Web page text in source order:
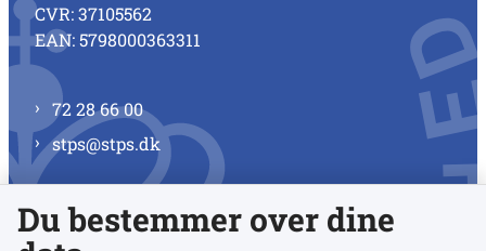
CVR: 37105562
EAN: 5798000363311
72 28 66 00
stps@stps.dk
Se alle kontaktnumre
Du bestemmer over dine